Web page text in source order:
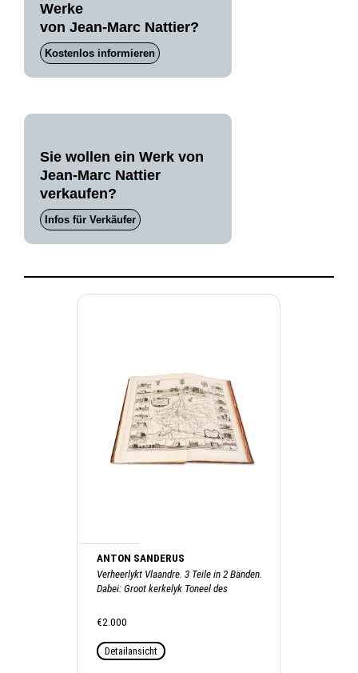
Werke
von Jean-Marc Nattier?
Kostenlos informieren
Sie wollen ein Werk von
Jean-Marc Nattier
verkaufen?
Infos für Verkäufer
ANTON SANDERUS
Verheerlykt Vlaandre. 3 Teile in 2 Bänden.
Dabei: Groot kerkelyk Toneel des
€2.000
Detailansicht